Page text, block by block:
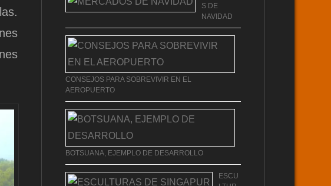
S DE
NAVIDAD
CONSEJOS PARA SOBREVIVIR EN EL
AEROPUERTO
BOTSUANA, EJEMPLO DE DESARROLLO
ESCU